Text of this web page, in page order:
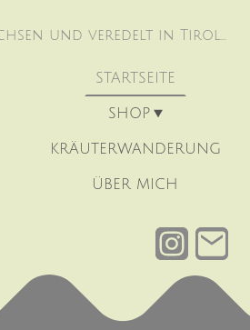
und veredelt in Tirol...
STARTSEITE
SHOP
KRÄUTERWANDERUNG
ÜBER MICH